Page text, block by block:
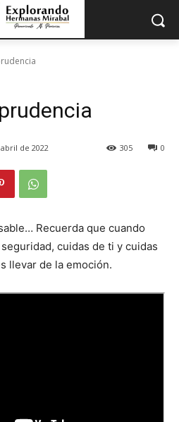
de 2022 0
305
Recuerda que cuando
cuidas de ti y cuidas
llevar de la emoción.